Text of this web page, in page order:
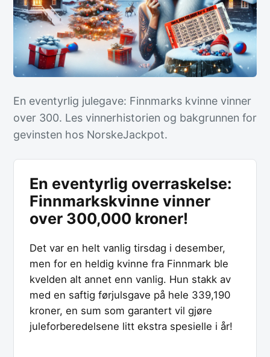
En eventyrlig julegave: Finnmarks kvinne vinner
over 300. Les vinnerhistorien og bakgrunnen for
gevinsten hos NorskeJackpot.
En eventyrlig overraskelse:
Finnmarkskvinne vinner
over 300,000 kroner!
Det var en helt vanlig tirsdag i desember,
men for en heldig kvinne fra Finnmark ble
kvelden alt annet enn vanlig. Hun stakk av
med en saftig førjulsgave på hele 339,190
kroner, en sum som garantert vil gjøre
juleforberedelsene litt ekstra spesielle i år!